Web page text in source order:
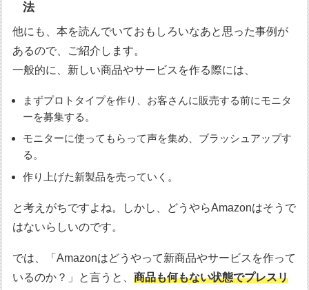
法
他にも、本を読んでいておもしろいなあと思った事例が
あるので、ご紹介します。
一般的に、新しい商品やサービスを作る際には、
まずプロトタイプを作り、お客さんに販売する前にモニタ
ーを募集する。
モニターに使ってもらって声を集め、ブラッシュアップす
る。
作り上げた新製品を売っていく。
と考えがちですよね。しかし、どうやらAmazonはそうで
はないらしいのです。
では、「Amazonはどうやって新商品やサービスを作って
いるのか？」と言うと、商品も何もない状態でプレスリ